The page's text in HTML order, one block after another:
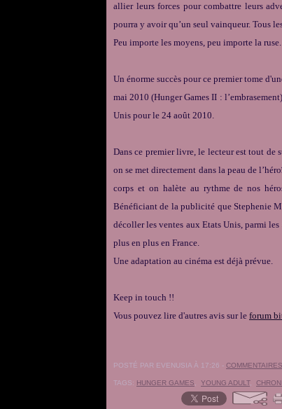
allier leurs forces pour combattre leurs
pourra y avoir qu’un seul vainqueur. Tous
Peu importe les moyens, peu importe la ruse.
Un énorme succès pour ce premier tome
mai 2010 (Hunger Games II :
Unis pour le 24 août 2010.
Dans ce premier livre, le lecteur est tout de
on se met directement dans la peau de
corps et on halète au rythme de nos
Bénéficiant de la publicité que Stephenie
décoller les ventes aux Etats Unis, parmi
plus en plus en France.
Une adaptation au cinéma est déjà prévue.
Keep in touch !!
Vous pouvez lire d'autres avis sur le forum
POSTÉ PAR EVENUSIA À 17:26 -
TAGS: HUNGER GAMES YOUNG ADULT,